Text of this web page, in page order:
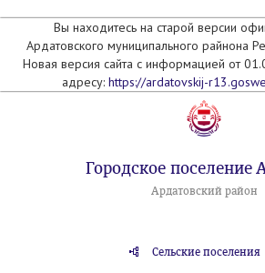
Вы находитесь на старой версии
Ардатовского муниципального райнона
Новая версия сайта с информацией от
адресу: https://ardatovskij-
Городское поселение
Ардатовский район
Сельские поселения